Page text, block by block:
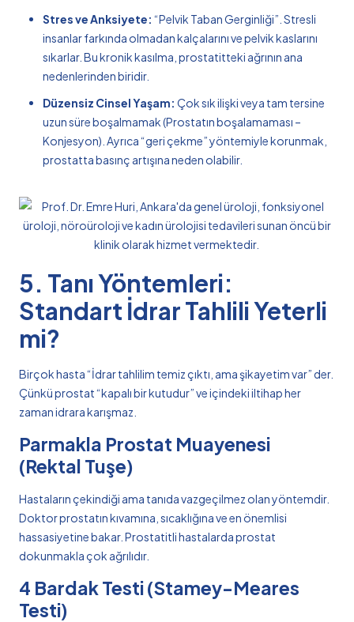
Stres ve Anksiyete: “Pelvik Taban Gerginliği”. Stresli
insanlar farkında olmadan kalçalarını ve pelvik kaslarını
sıkarlar. Bu kronik kasılma, prostatitteki ağrının ana
nedenlerinden biridir.
Düzensiz Cinsel Yaşam: Çok sık ilişki veya tam tersine
uzun süre boşalmamak (Prostatın boşalamaması –
Konjesyon). Ayrıca “geri çekme” yöntemiyle korunmak,
prostatta basınç artışına neden olabilir.
5. Tanı Yöntemleri:
Standart İdrar Tahlili Yeterli
mi?
Birçok hasta “İdrar tahlilim temiz çıktı, ama şikayetim var” der.
Çünkü prostat “kapalı bir kutudur” ve içindeki iltihap her
zaman idrara karışmaz.
Parmakla Prostat Muayenesi
(Rektal Tuşe)
Hastaların çekindiği ama tanıda vazgeçilmez olan yöntemdir.
Doktor prostatın kıvamına, sıcaklığına ve en önemlisi
hassasiyetine bakar. Prostatitli hastalarda prostat
dokunmakla çok ağrılıdır.
4 Bardak Testi (Stamey-Meares
Testi)